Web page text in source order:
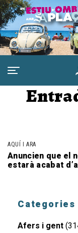
AQUÍ I ARA
Anuncien que el
estarà acabat
Categories
Afers i gent